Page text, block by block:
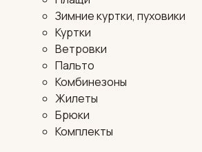
Зимние куртки, пуховики
Куртки
Ветровки
Пальто
Комбинезоны
Жилеты
Брюки
Комплекты